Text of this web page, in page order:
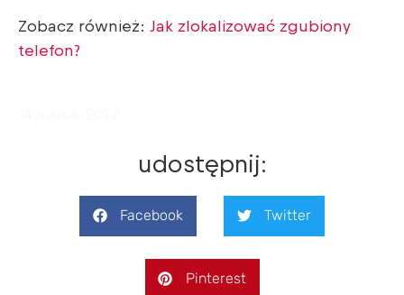
Zobacz również: Jak zlokalizować zgubiony
telefon?
udostępnij:
Facebook Twitter
Pinterest